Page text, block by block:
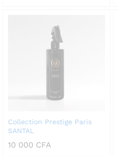
Collection Prestige Paris
SANTAL
10 000 CFA